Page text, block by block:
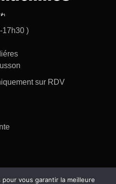
17h30 )
sur RDV
vous garantir la meilleure